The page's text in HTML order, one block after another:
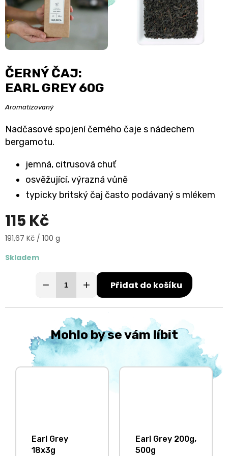
ČERNÝ ČAJ:
EARL GREY 60G
Aromatizovaný
Nadčasové spojení černého čaje s nádechem
bergamotu.
jemná, citrusová chuť
osvěžující, výrazná vůně
typicky britský čaj často podávaný s mlékem
115 Kč
Měrná
191,67 Kč / 100 g
Skladem
Přidat do košíku
Mohlo by se vám líbit
Earl Grey
18x3g
Earl Grey 200g,
500g